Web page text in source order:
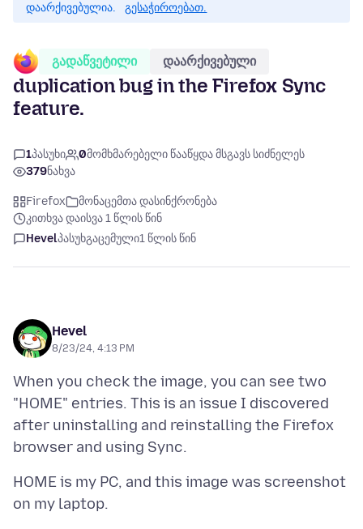
დაარქივებულია.
გესაჭიროებათ.
გადაწვეტილი დაარქივებული
duplication bug in the Firefox Sync
feature.
1პასუხი 0მომხმარებელი წააწყდა მსგავს სიძნელეს
379ნახვა
Firefox
მონაცემთა დასინქრონება
კითხვა დაისვა 1 წლის წინ
Hevelპასუხგაცემული1 წლის წინ
Hevel
8/23/24, 4:13 PM
When you check the image, you can see two
"HOME" entries. This is an issue I discovered
after uninstalling and reinstalling the Firefox
HOME is my PC, and this image was screenshot